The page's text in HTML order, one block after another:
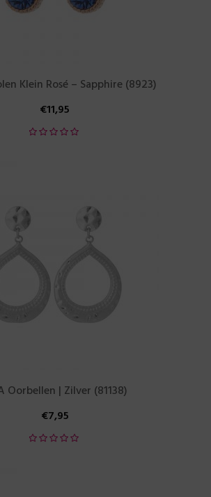
Klein Rosé – Sapphire (8923)
€11,95
Oorbellen | Zilver (81138)
€7,95